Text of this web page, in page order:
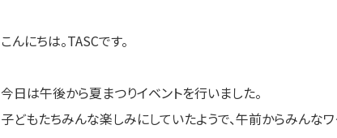
こんにちは。TASCです。
今日は午後から夏まつりイベントを行いました。
子どもたちみんな楽しみにしていたようで、午前からみんなワ